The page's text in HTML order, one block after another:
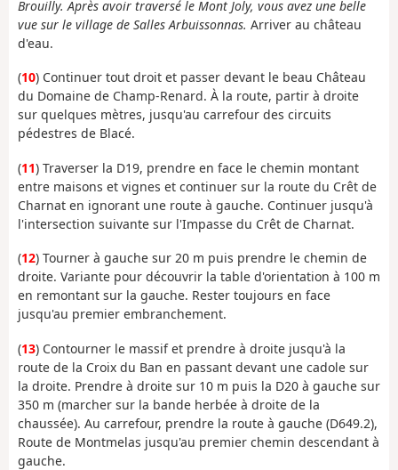
Brouilly. Après avoir traversé le Mont Joly, vous avez une belle
vue sur le village de Salles Arbuissonnas. Arriver au château
d'eau.
(10) Continuer tout droit et passer devant le beau Château
du Domaine de Champ-Renard. À la route, partir à droite
sur quelques mètres, jusqu'au carrefour des circuits
pédestres de Blacé.
(11) Traverser la D19, prendre en face le chemin montant
entre maisons et vignes et continuer sur la route du Crêt de
Charnat en ignorant une route à gauche. Continuer jusqu'à
l'intersection suivante sur l'Impasse du Crêt de Charnat.
(12) Tourner à gauche sur 20 m puis prendre le chemin de
droite. Variante pour découvrir la table d'orientation à 100 m
en remontant sur la gauche. Rester toujours en face
jusqu'au premier embranchement.
(13) Contourner le massif et prendre à droite jusqu'à la
route de la Croix du Ban en passant devant une cadole sur
la droite. Prendre à droite sur 10 m puis la D20 à gauche sur
350 m (marcher sur la bande herbée à droite de la
chaussée). Au carrefour, prendre la route à gauche (D649.2),
Route de Montmelas jusqu'au premier chemin descendant à
gauche.